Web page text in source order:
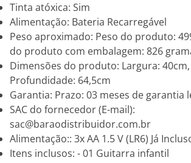
Tinta atóxica: Sim
Alimentação: Bateria Recarregável
Peso aproximado: Peso do produto:
do produto com embalagem: 826
Dimensões do produto: Largura:
Profundidade: 64,5cm
Garantia: Prazo: 03 meses de garantia
SAC do fornecedor (E-mail):
sac@baraodistribuidor.com.br
Alimentação:: 3x AA 1.5 V (LR6) Já
Itens inclusos: - 01 Guitarra infantil